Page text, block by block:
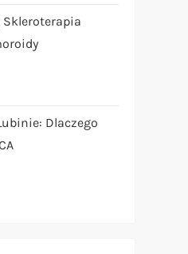
Skleroterapia
Dlaczego